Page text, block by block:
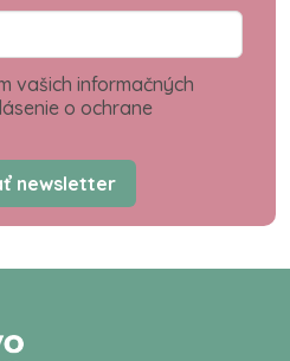
vašich informačných
o ochrane
newsletter